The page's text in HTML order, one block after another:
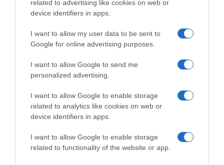
related to advertising like cookies on web or
device identifiers in apps.
I want to allow my user data to be sent to
Google for online advertising purposes.
I want to allow Google to send me
personalized advertising.
I want to allow Google to enable storage
related to analytics like cookies on web or
device identifiers in apps.
I want to allow Google to enable storage
related to functionality of the website or app.
2026-08-06.
Kiderült Horányi Juli kisbabájának a neme